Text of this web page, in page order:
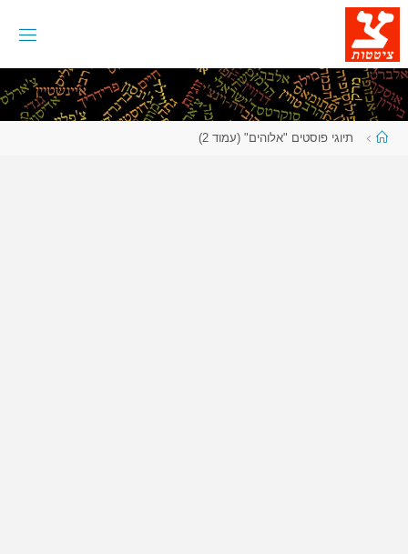
דלגו
לתוכן
עמודתיוגי פוסטים "אלוהים" (עמוד 2)